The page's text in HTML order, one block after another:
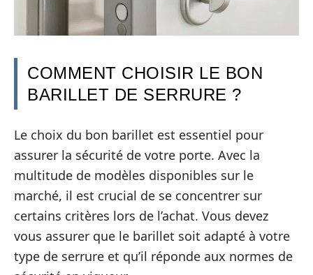
COMMENT CHOISIR LE BON
BARILLET DE SERRURE ?
Le choix du bon barillet est essentiel pour
assurer la sécurité de votre porte. Avec la
multitude de modèles disponibles sur le
marché, il est crucial de se concentrer sur
certains critères lors de l’achat. Vous devez
vous assurer que le barillet soit adapté à votre
type de serrure et qu’il réponde aux normes de